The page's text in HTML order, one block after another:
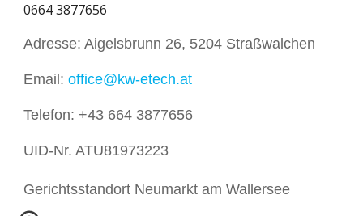
0664 3877656
Adresse: Aigelsbrunn 26, 5204 Straßwalchen
Email:office@kw-etech.at
Telefon: +43 664 3877656
UID-Nr. ATU81973223
Gerichtsstandort Neumarkt am Wallersee